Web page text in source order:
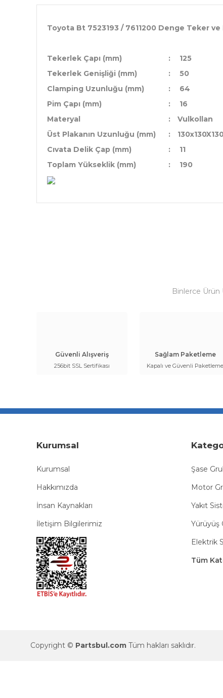
Toyota Bt 7523193 / 7611200 Denge Teker
Tekerlek Çapı (mm) :
125
Tekerlek Genişliği (mm)
:
50
Clamping Uzunluğu (mm)
:
64
Pim Çapı (mm)
:
16
Materyal
:
Vulkollan
Üst Plakanın Uzunluğu (mm)
:
130x130X130
Cıvata Delik Çap (mm)
:
11
Toplam Yükseklik (mm)
: 190
Binlerce Ürün
Güvenli Alışveriş
256bit SSL Sertifikası
Sağlam Paketleme
Kapalı ve Güvenli Paketleme
Kurumsal
Kurumsal
Hakkımızda
İnsan Kaynakları
İletişim Bilgilerimiz
Şase
Motor
Yakıt
Yürüyüş
Elektrik
Tüm
Copyright © Partsbul.com Tüm hakları saklıdır.